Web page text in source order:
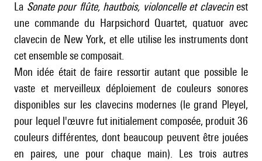
La Sonate pour flûte, hautbois, violoncelle et clavecinest
une commande du Harpsichord Quartet, quatuor avec
clavecin de New York, et elle utilise les instruments dont
cet ensemble se composait.
Mon idée était de faire ressortir autant que possible le
vaste et merveilleux déploiement de couleurs sonores
disponibles sur les clavecins modernes (le grand Pleyel,
pour lequel l'œuvre fut initialement composée, produit 36
couleurs différentes, dont beaucoup peuvent être jouées
en paires, une pour chaque main). Les trois autres